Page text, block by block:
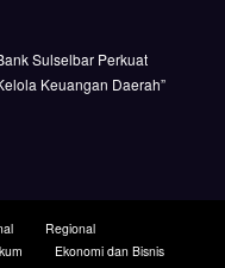
Sulselbar Perkuat
Keuangan Daerah”
Regional
Ekonomi dan Bisnis